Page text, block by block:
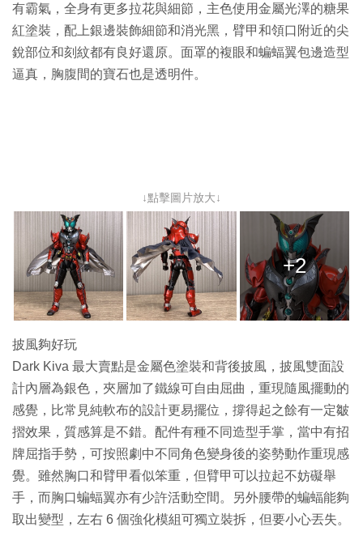
有霸氣，全身有更多拉花與細節，主色使用金屬光澤的糖果
紅塗裝，配上銀邊裝飾細節和消光黑，臂甲和領口附近的尖
銳部位和刻紋都有良好還原。面罩的複眼和蝙蝠翼包邊造型
逼真，胸腹間的寶石也是透明件。
↓點擊圖片放大↓
+2
披風夠好玩
Dark Kiva 最大賣點是金屬色塗裝和背後披風，披風雙面設
計內層為銀色，夾層加了鐵線可自由屈曲，重現隨風擺動的
感覺，比常見純軟布的設計更易擺位，撐得起之餘有一定皺
摺效果，質感算是不錯。配件有種不同造型手掌，當中有招
牌屈指手勢，可按照劇中不同角色變身後的姿勢動作重現感
覺。雖然胸口和臂甲看似笨重，但臂甲可以拉起不妨礙舉
手，而胸口蝙蝠翼亦有少許活動空間。另外腰帶的蝙蝠能夠
取出變型，左右 6 個強化模組可獨立裝拆，但要小心丟失。